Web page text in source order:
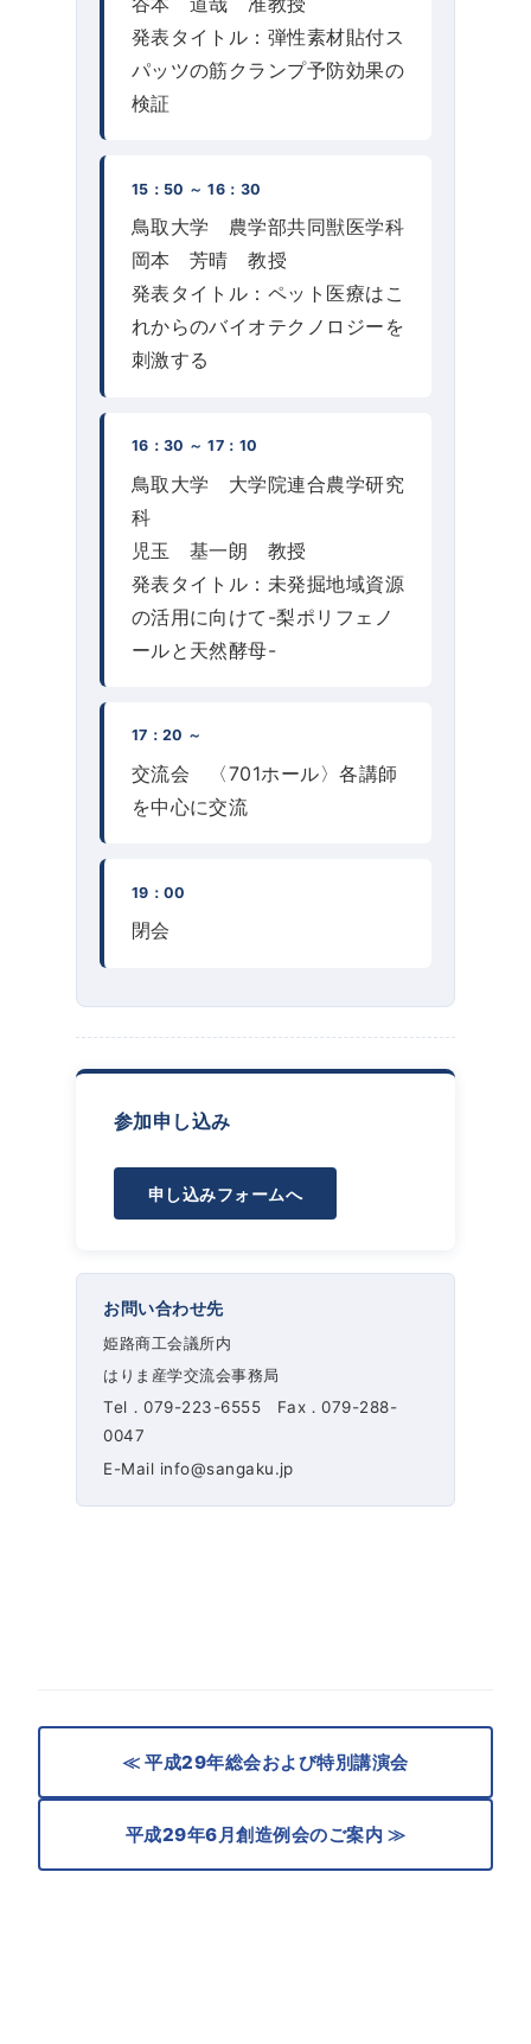
発表タイトル：弾性素材貼付ス
パッツの筋クランプ予防効果の
検証
15：50 ～ 16：30
鳥取大学 農学部共同獣医学科
岡本 芳晴 教授
発表タイトル：ペット医療はこ
れからのバイオテクノロジーを
刺激する
16：30 ～ 17：10
鳥取大学 大学院連合農学研究
科
児玉 基一朗 教授
発表タイトル：未発掘地域資源
の活用に向けて-梨ポリフェノ
ールと天然酵母-
17：20 ～
交流会 〈701ホール〉各講師
を中心に交流
19：00
閉会
参加申し込み
申し込みフォームへ
お問い合わせ先
姫路商工会議所内
はりま産学交流会事務局
Tel．079-223-6555 Fax．079-288-
0047
E-Mail info@sangaku.jp
≪ 平成29年総会および特別講演会
平成29年6月創造例会のご案内 ≫